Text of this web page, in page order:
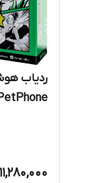
11,280,000